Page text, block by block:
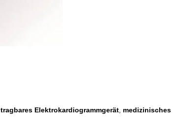
tragbares Elektrokardiogrammgerät, medizinisches